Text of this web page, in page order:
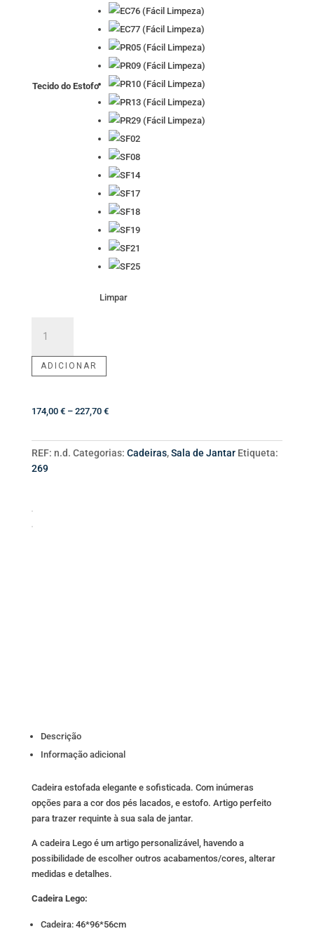
Tecido do Estofo
Limpar
Cadeira
Lego
ADICIONAR
174,00 € – 227,70 €Price
174,00 €
through
REF: n.d. Categorias: Cadeiras,Sala de Jantar Etiqueta:
269
Descrição
Informação adicional
Cadeira estofada elegante e sofisticada. Com inúmeras
opções para a cor dos pés lacados, e estofo. Artigo perfeito
para trazer requinte à sua sala de jantar.
A cadeira Lego é um artigo personalizável, havendo a
possibilidade de escolher outros acabamentos/cores, alterar
medidas e detalhes.
Cadeira Lego:
Cadeira: 46*96*56cm